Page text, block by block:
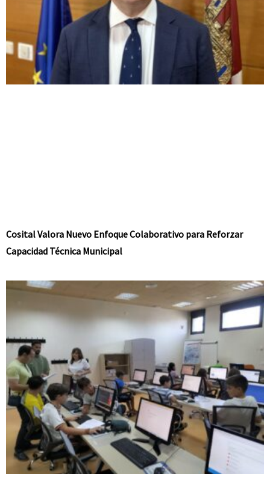
Cosital Valora Nuevo Enfoque Colaborativo para Reforzar
Capacidad Técnica Municipal